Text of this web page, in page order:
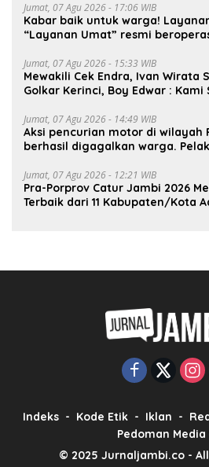
Jumat, 07 Agu 2026 - 17:06 WIB
Kabar baik untuk warga!
“Layanan Umat” resmi
Jumat, 07 Agu 2026 - 15:33 WIB
Mewakili Cek Endra, Ivan Wirata
Golkar Kerinci, Boy Edwar : Kami
Jumat, 07 Agu 2026 - 14:49 WIB
Aksi pencurian motor di wilayah
berhasil digagalkan warga.
Jumat, 07 Agu 2026 - 12:21 WIB
Pra-Porprov Catur Jambi 2026
Terbaik dari 11 Kabupaten/Kota
Indeks Kode Etik Iklan
Pedoman
© 2025 Jurnaljambi.co -